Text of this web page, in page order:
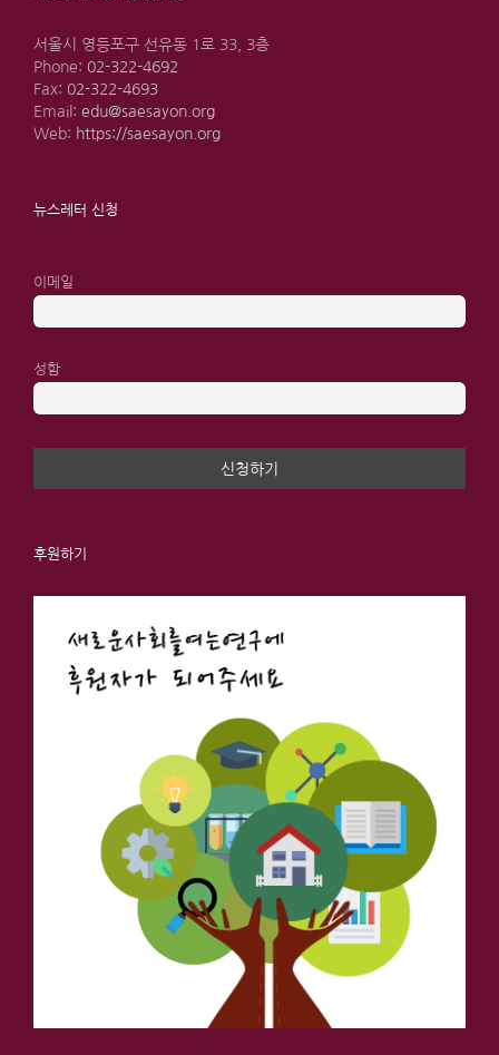
서울시 영등포구 선유동 1로 33, 3층
Phone: 02-322-4692
Fax: 02-322-4693
Email: edu@saesayon.org
Web: https://saesayon.org
뉴스레터 신청
이메일
성함
후원하기